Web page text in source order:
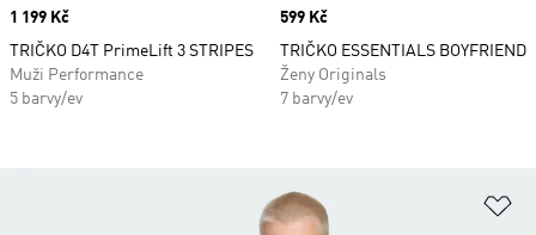
Price
1 199 Kč
TRIČKO D4T PrimeLift 3 STRIPES
Muži Performance
5 barvy/ev
Price
599 Kč
TRIČKO ESSENTIALS BOYFRIEND
Ženy Originals
7 barvy/ev